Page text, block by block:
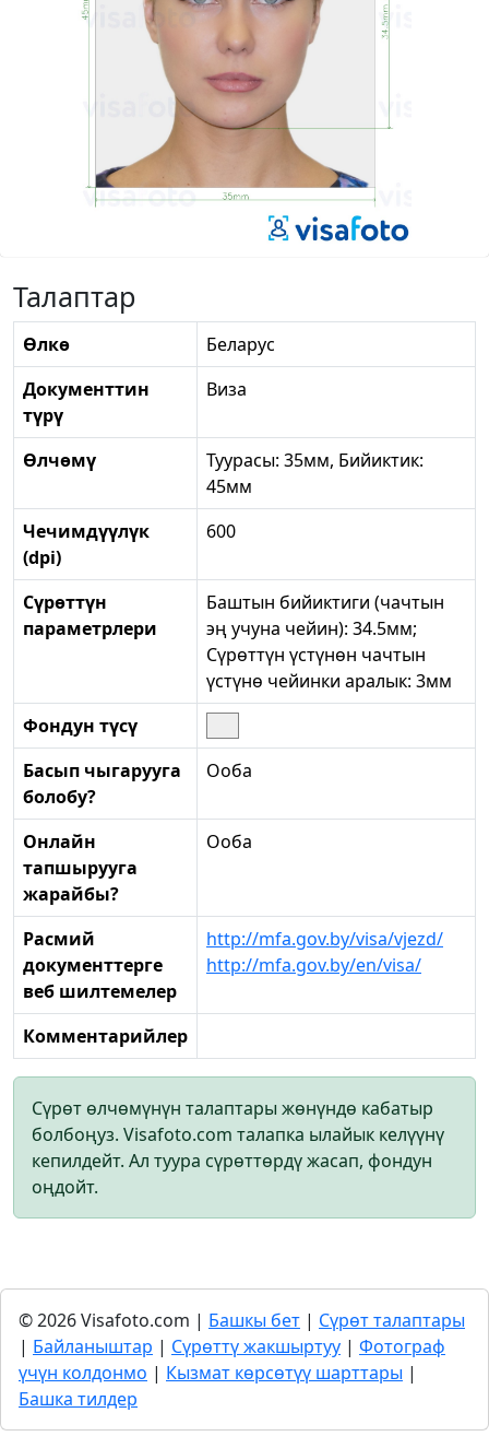
Талаптар
Өлкө
Беларус
Документтин
түрү
Виза
Өлчөмү
Туурасы: 35мм, Бийиктик:
45мм
Чечимдүүлүк
(dpi)
600
Сүрөттүн
параметрлери
Баштын бийиктиги (чачтын
эң учуна чейин): 34.5мм;
Сүрөттүн үстүнөн чачтын
үстүнө чейинки аралык: 3мм
Фондун түсү
Басып чыгарууга
болобу?
Ооба
Онлайн
тапшырууга
жарайбы?
Ооба
Расмий
документтерге
веб шилтемелер
http://mfa.gov.by/visa/vjezd/
http://mfa.gov.by/en/visa/
Комментарийлер
Сүрөт өлчөмүнүн талаптары жөнүндө кабатыр
болбоңуз. Visafoto.com талапка ылайык келүүнү
кепилдейт. Ал туура сүрөттөрдү жасап, фондун
оңдойт.
© 2026 Visafoto.com | Башкы бет | Сүрөт талаптары
| Байланыштар | Сүрөттү жакшыртуу | Фотограф
үчүн колдонмо | Кызмат көрсөтүү шарттары |
Башка тилдер